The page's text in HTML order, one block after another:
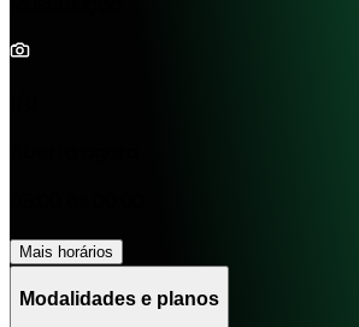
Mais horários
Modalidades e planos